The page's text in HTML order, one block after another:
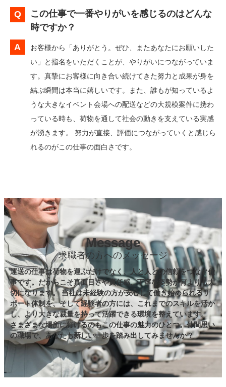
この仕事で一番やりがいを感じるのはどんな
時ですか？
お客様から「ありがとう。ぜひ、またあなたにお願いした
い」と指名をいただくことが、やりがいにつながっていま
す。真摯にお客様に向き合い続けてきた努力と成果が身を
結ぶ瞬間は本当に嬉しいです。また、誰もが知っているよ
うな大きなイベント会場への配送などの大規模案件に携わ
っている時も、荷物を通して社会の動きを支えている実感
が湧きます。 努力が直接、評価につながっていくと感じら
れるのがこの仕事の面白さです。
Message
求職者の方へのメッセージ
運送の仕事は荷物を運ぶだけでなく、人と人との信頼をつなぐ仕
事です。だからこそ真面目さや責任感、丁寧な姿勢が何よりも大
切になります。 当社は未経験の方が安心して働き始められるサ
ポート体制を、そして経験者の方には、これまでのスキルを活か
し、より大きな裁量を持って活躍できる環境を整えています。
さまざまな場所に行けるのもこの仕事の魅力のひとつ。仲間思い
の職場で、あなたも新しい一歩を踏み出してみませんか？